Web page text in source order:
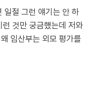
일절 그런 얘기는 안 하
것만 궁금했는데 저와
임산부는 외모 평가를